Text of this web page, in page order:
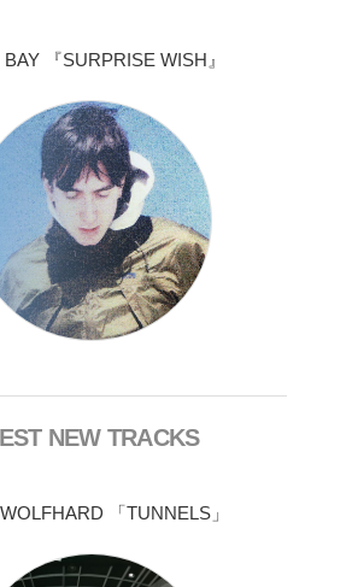
『SURPRISE WISH』
NEW TRACKS
「TUNNELS」